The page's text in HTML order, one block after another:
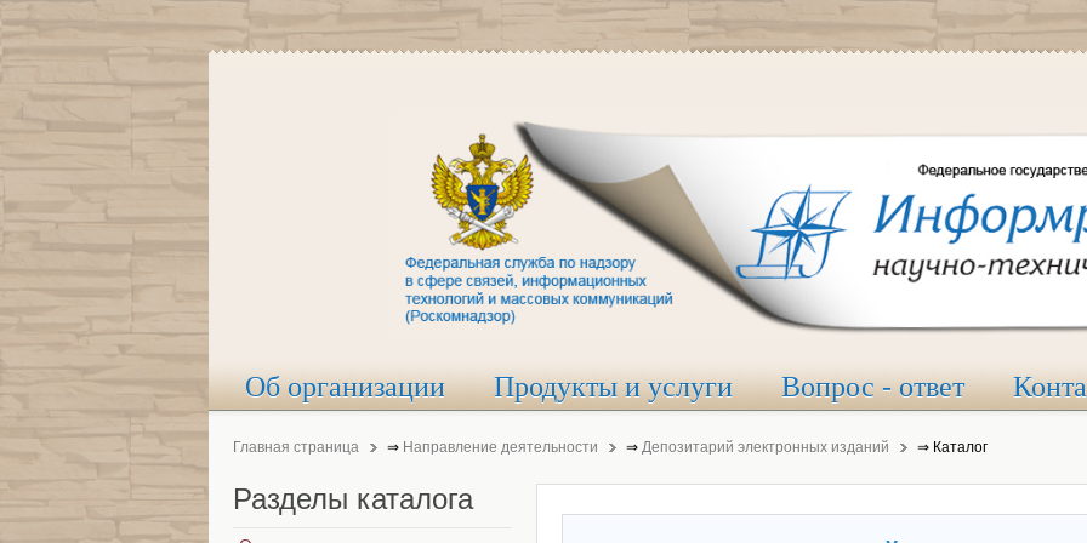
Об организации Продукты и услуги Вопрос - ответ
Главная страница ⇒ Направление деятельности ⇒ Депозитарий электронных изданий ⇒ Каталог
Разделы каталога